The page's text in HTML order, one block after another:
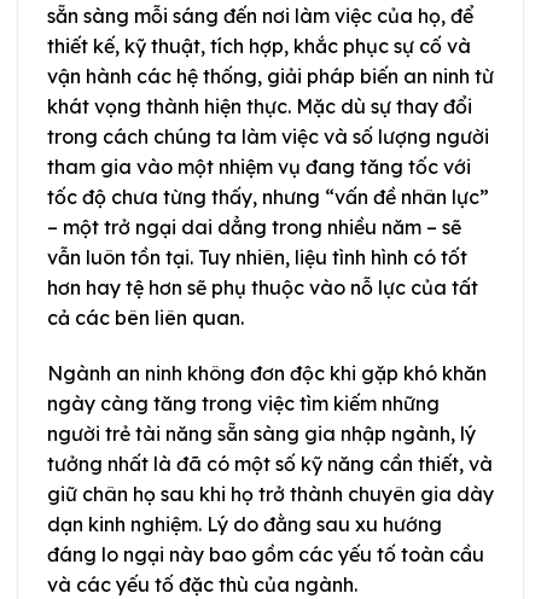
sẵn sàng mỗi sáng đến nơi làm việc của họ, để
thiết kế, kỹ thuật, tích hợp, khắc phục sự cố và
vận hành các hệ thống, giải pháp biến an ninh từ
khát vọng thành hiện thực. Mặc dù sự thay đổi
trong cách chúng ta làm việc và số lượng người
tham gia vào một nhiệm vụ đang tăng tốc với
tốc độ chưa từng thấy, nhưng “vấn đề nhân lực”
– một trở ngại dai dẳng trong nhiều năm – sẽ
vẫn luôn tồn tại. Tuy nhiên, liệu tình hình có tốt
hơn hay tệ hơn sẽ phụ thuộc vào nỗ lực của tất
cả các bên liên quan.
Ngành an ninh không đơn độc khi gặp khó khăn
ngày càng tăng trong việc tìm kiếm những
người trẻ tài năng sẵn sàng gia nhập ngành, lý
tưởng nhất là đã có một số kỹ năng cần thiết, và
giữ chân họ sau khi họ trở thành chuyên gia dày
dạn kinh nghiệm. Lý do đằng sau xu hướng
đáng lo ngại này bao gồm các yếu tố toàn cầu
và các yếu tố đặc thù của ngành.